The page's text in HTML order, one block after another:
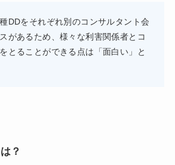
DDをそれぞれ別のコンサルタント会
があるため、様々な利害関係者とコ
とることができる点は「面白い」と
？